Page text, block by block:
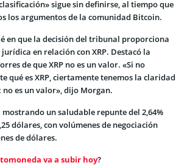
sigue sin definirse, al tiempo que
los argumentos de la comunidad Bitcoin.
en que la decisión del tribunal proporciona
en relación con XRP. Destacó la
de que XRP no es un valor. «Si no
qué es XRP, ciertamente tenemos la claridad
no es un valor», dijo Morgan.
mostrando un saludable repunte del 2,64%
dólares, con volúmenes de negociación
de dólares.
va a subir hoy?